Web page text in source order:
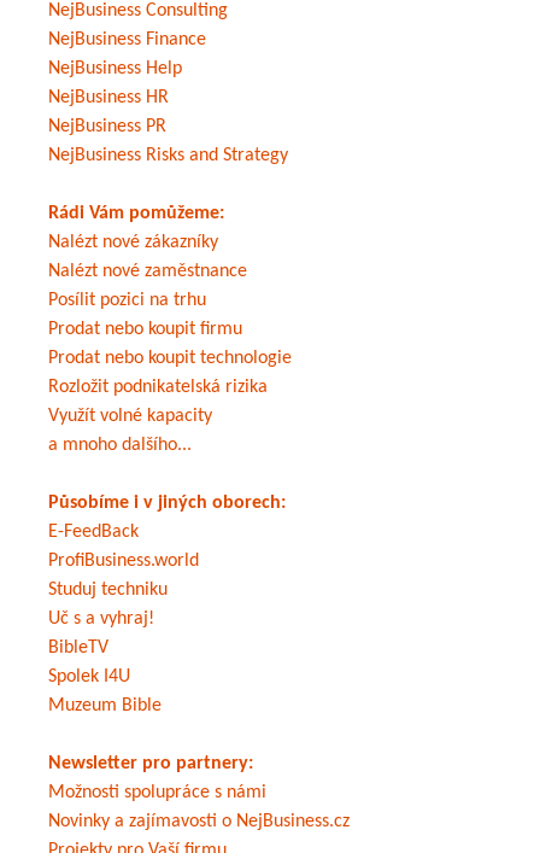
NejBusiness Consulting
NejBusiness Finance
NejBusiness Help
NejBusiness HR
NejBusiness PR
NejBusiness Risks and Strategy
Rádi Vám pomůžeme:
Nalézt nové zákazníky
Nalézt nové zaměstnance
Posílit pozici na trhu
Prodat nebo koupit firmu
Prodat nebo koupit technologie
Rozložit podnikatelská rizika
Využít volné kapacity
a mnoho dalšího...
Působíme i v jiných oborech:
E-FeedBack
ProfiBusiness.world
Studuj techniku
Uč s a vyhraj!
BibleTV
Spolek I4U
Muzeum Bible
Newsletter pro partnery:
Možnosti spolupráce s námi
Novinky a zajímavosti o NejBusiness.cz